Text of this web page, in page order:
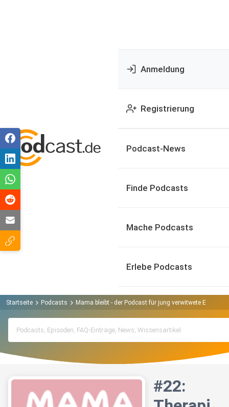
Anmeldung
Registrierung
Podcast-News
Finde Podcasts
Mache Podcasts
Erlebe Podcasts
Startseite Podcasts Mama bleibt - der Podcast für jung verwitwete Eltern
#22: